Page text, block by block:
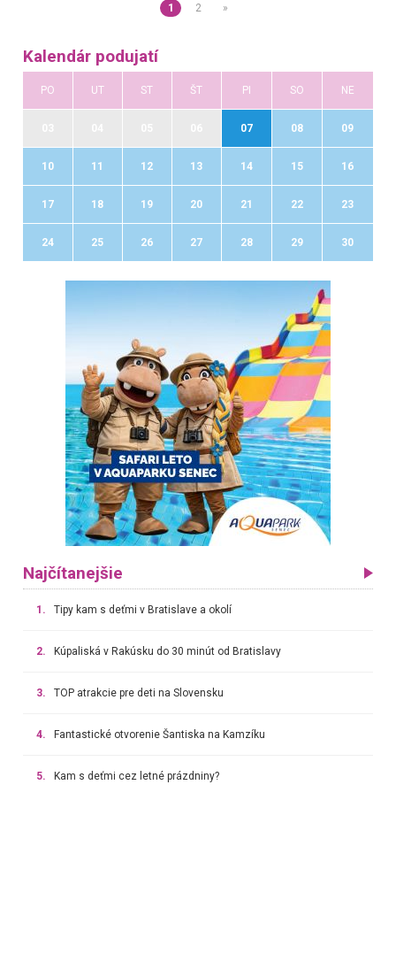
1 2 »
Kalendár podujatí
PO UT ST ŠT PI SO NE
07 08 09
10 11 12 13 14 15 16
17 18 19 20 21 22 23
24 25 26 27 28 29 30
Najčítanejšie
1. Tipy kam s deťmi v Bratislave a okolí
2. Kúpaliská v Rakúsku do 30 minút od Bratislavy
3. TOP atrakcie pre deti na Slovensku
4. Fantastické otvorenie Šantiska na Kamzíku
5. Kam s deťmi cez letné prázdniny?